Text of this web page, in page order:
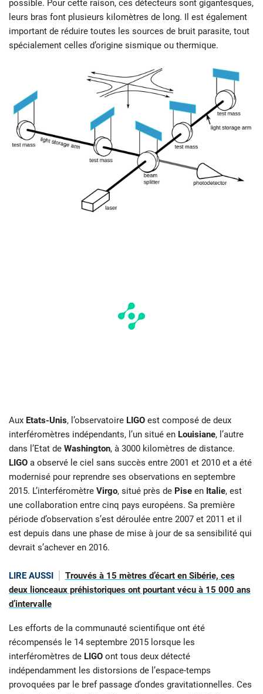
possible. Pour cette raison, ces détecteurs sont gigantesques,
leurs bras font plusieurs kilomètres de long. Il est également
important de réduire toutes les sources de bruit parasite, tout
spécialement celles d’origine sismique ou thermique.
Aux Etats-Unis, l’observatoire LIGO est composé de deux
interféromètres indépendants, l’un situé en Louisiane, l’autre
dans l’Etat de Washington, à 3000 kilomètres de distance.
LIGO a observé le ciel sans succès entre 2001 et 2010 et a été
modernisé pour reprendre ses observations en septembre
2015. L’interféromètre Virgo, situé près de Pise en Italie, est
une collaboration entre cinq pays européens. Sa première
période d’observation s’est déroulée entre 2007 et 2011 et il
est depuis dans une phase de mise à jour de sa sensibilité qui
devrait s’achever en 2016.
LIRE AUSSI
Trouvés à 15 mètres d’écart en Sibérie, ces
deux lionceaux préhistoriques ont pourtant vécu à 15 000 ans
d’intervalle
Les efforts de la communauté scientifique ont été
récompensés le 14 septembre 2015 lorsque les
interféromètres de LIGO ont tous deux détecté
indépendamment les distorsions de l’espace-temps
provoquées par le bref passage d’ondes gravitationnelles. Ces